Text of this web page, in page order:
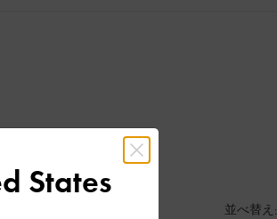
並べ替え :
States